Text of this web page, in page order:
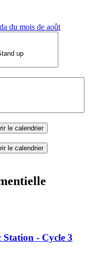
du mois de août
le calendrier
le calendrier
Station - Cycle 3